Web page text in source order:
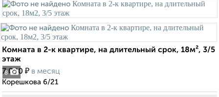
8
Комната в 2-к квартире, на длительный срок, 18м², 3/5
этаж
7 000 ₽ в месяц
Корешкова 6/21